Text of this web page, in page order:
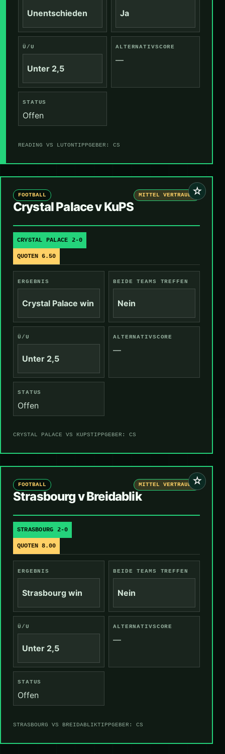
Unentschieden Ja
Ü/U
Unter 2,5
ALTERNATIVSCORE
—
STATUS
Offen
READING VS LUTONTIPPGEBER: CS
☆
FOOTBALL MITTEL VERTRAUEN
Crystal Palace v KuPS
CRYSTAL PALACE 2-0
QUOTEN 6.50
ERGEBNIS
Crystal Palace win
BEIDE TEAMS TREFFEN
Nein
Ü/U
Unter 2,5
ALTERNATIVSCORE
—
STATUS
Offen
CRYSTAL PALACE VS KUPSTIPPGEBER: CS
☆
FOOTBALL MITTEL VERTRAUEN
Strasbourg v Breidablik
STRASBOURG 2-0
QUOTEN 8.00
ERGEBNIS
Strasbourg win
BEIDE TEAMS TREFFEN
Nein
Ü/U
Unter 2,5
ALTERNATIVSCORE
—
STATUS
Offen
STRASBOURG VS BREIDABLIKTIPPGEBER: CS